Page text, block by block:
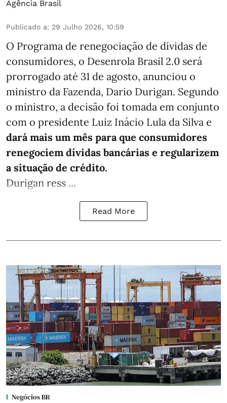
Agência Brasil
Publicado a: 29 Julho 2026, 10:59
O Programa de renegociação de dívidas de
consumidores, o Desenrola Brasil 2.0 será
prorrogado até 31 de agosto, anunciou o
ministro da Fazenda, Dario Durigan. Segundo
o ministro, a decisão foi tomada em conjunto
com o presidente Luiz Inácio Lula da Silva e
dará mais um mês para que consumidores
renegociem dívidas bancárias e regularizem
a situação de crédito.
Durigan ress ...
Read More
Negócios BR